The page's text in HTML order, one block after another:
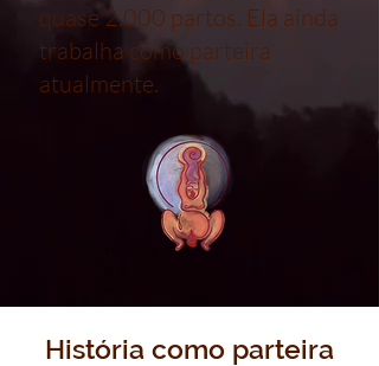
quase 2.000 partos. Ela ainda
trabalha como parteira
atualmente.
História como parteira